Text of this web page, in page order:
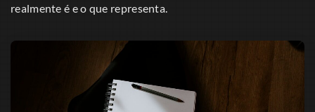
realmente é e o que representa.